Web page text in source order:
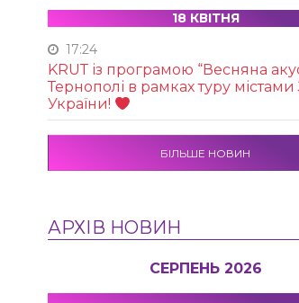
18 КВІТНЯ
17:24
KRUТ із програмою “Весняна
Тернополі в рамках туру містами
України!
БІЛЬШЕ НОВИН
АРХІВ НОВИН
СЕРПЕНЬ 2026